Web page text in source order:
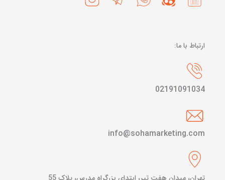
ارتباط با ما:
02191091034
info@sohamarketing.com